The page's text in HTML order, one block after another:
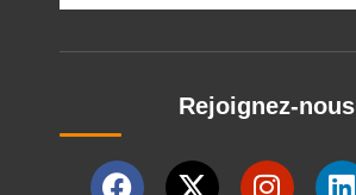
Rejoignez-nous